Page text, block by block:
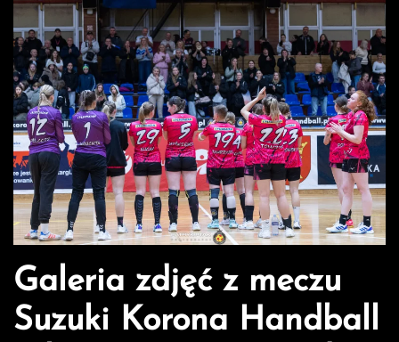
Galeria zdjęć z meczu
Suzuki Korona Handball